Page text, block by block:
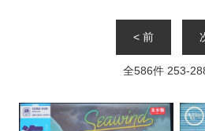
< 前
全586件 253-